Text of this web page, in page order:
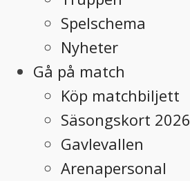
Spelschema
Nyheter
Gå på match
Köp matchbiljett
Säsongskort 2026
Gavlevallen
Arenapersonal